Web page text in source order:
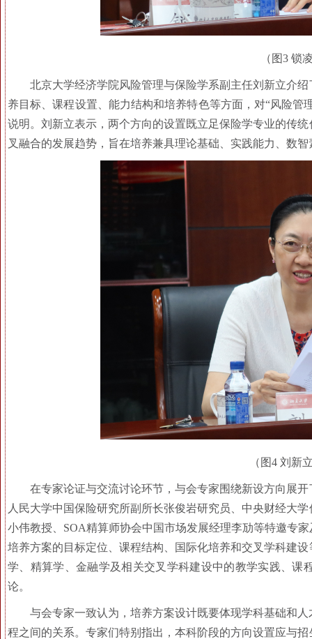
（图3 锁
北京大学经济学院风险管理与保险学系副主任刘新立介
养目标、课程设置、能力结构和培养特色等方面，对“风险
说明。刘新立表示，两个方向的设置既立足保险学专业的传
叉融合的发展趋势，旨在培养兼具理论基础、实践能力、数
（图4 刘新
在专家论证与交流讨论环节，与会专家围绕新设方向展
人民大学中国保险研究所副所长张俊岩研究员、中央财经大
小伟教授、SOA精算师协会中国市场发展经理李劢等特邀专
培养方案的目标定位、课程结构、国际化培养和交叉学科建
学、精算学、金融学及相关交叉学科建设中的教学实践、
论。
与会专家一致认为，培养方案设计既要体现学科基础和
程之间的关系。专家们特别指出，本科阶段的方向设置应与